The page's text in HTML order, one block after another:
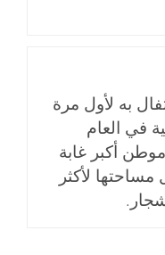
به لأول مرة
في العام
موطن أكبر غابة
لأكثر